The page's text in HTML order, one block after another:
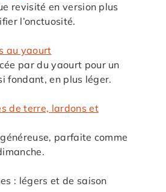
revisité en version plus
l’onctuosité.
au yaourt
par du yaourt pour un
fondant, en plus léger.
de terre, lardons et
parfaite comme
: légers et de saison